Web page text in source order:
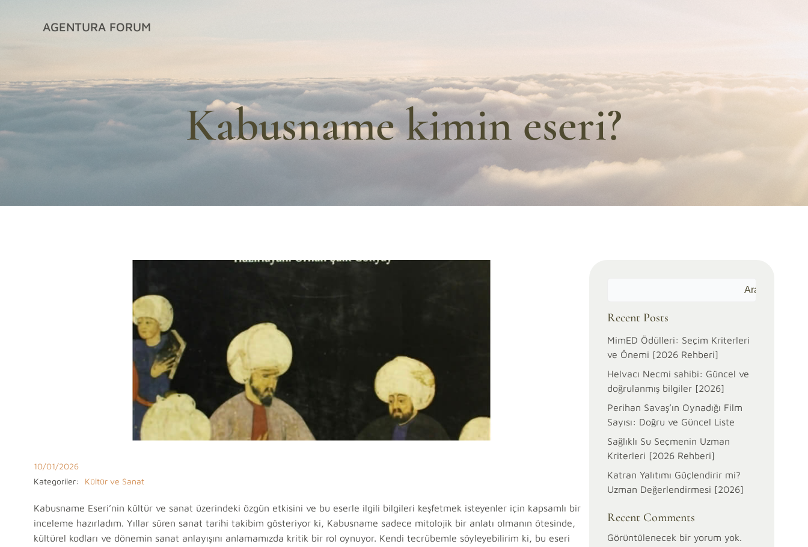
AGENTURA FORUM
Kabusname kimin eseri?
10/01/2026
Kategoriler:
Kültür ve Sanat
Kabusname Eseri’nin kültür ve sanat üzerindeki özgün etkisini ve bu eserle ilgili bilgileri keşfetmek isteyenler için kapsamlı bir
inceleme hazırladım. Yıllar süren sanat tarihi takibim gösteriyor ki, Kabusname sadece mitolojik bir anlatı olmanın ötesinde,
kültürel kodları ve dönemin sanat anlayışını anlamamızda kritik bir rol oynuyor. Kendi tecrübemle söyleyebilirim ki, bu eseri
Ara
Recent Posts
MimED Ödülleri: Seçim Kriterleri
ve Önemi [2026 Rehberi]
Helvacı Necmi sahibi: Güncel ve
doğrulanmış bilgiler [2026]
Perihan Savaş’ın Oynadığı Film
Sayısı: Doğru ve Güncel Liste
Sağlıklı Su Seçmenin Uzman
Kriterleri [2026 Rehberi]
Katran Yalıtımı Güçlendirir mi?
Uzman Değerlendirmesi [2026]
Recent Comments
Görüntülenecek bir yorum yok.